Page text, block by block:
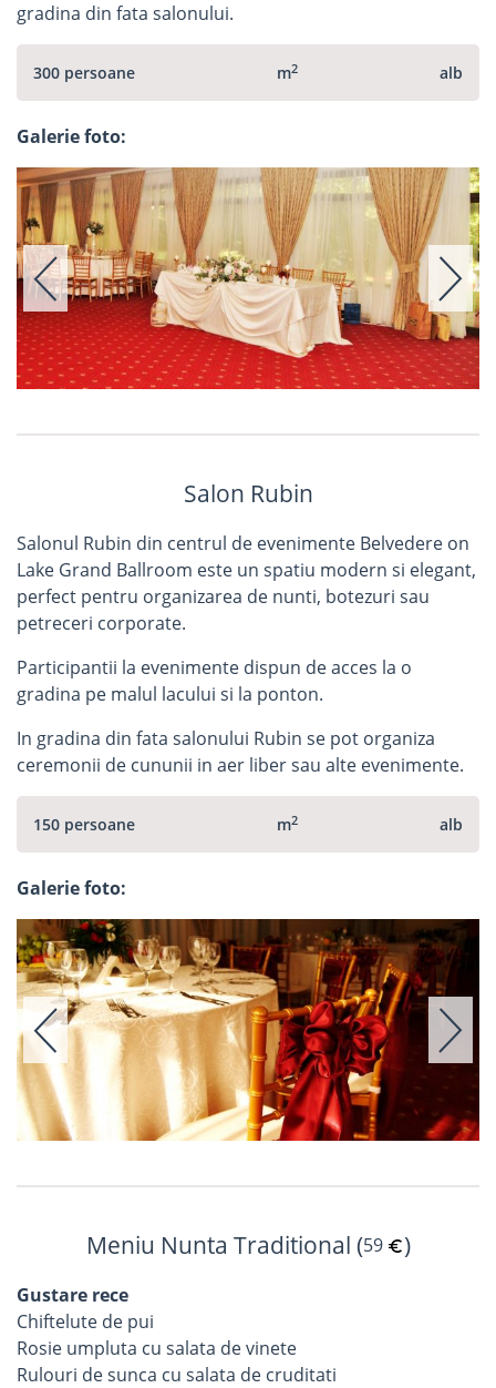
gradina din fata salonului.
300 persoane m2 alb
Galerie foto:
Salon Rubin
Salonul Rubin din centrul de evenimente Belvedere on
Lake Grand Ballroom este un spatiu modern si elegant,
perfect pentru organizarea de nunti, botezuri sau
petreceri corporate.
Participantii la evenimente dispun de acces la o
gradina pe malul lacului si la ponton.
In gradina din fata salonului Rubin se pot organiza
ceremonii de cununii in aer liber sau alte evenimente.
150 persoane m2 alb
Galerie foto:
Meniu Nunta Traditional (59 )
Gustare rece
Chiftelute de pui
Rosie umpluta cu salata de vinete
Rulouri de sunca cu salata de cruditati